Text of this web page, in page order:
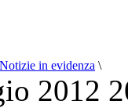
Notizie in evidenza \
2012